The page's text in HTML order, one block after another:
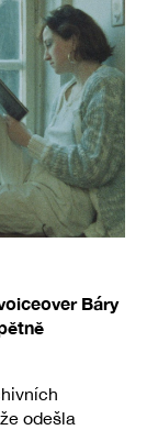
Báry
odešla